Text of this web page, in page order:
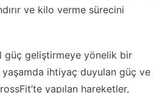
ve kilo verme sürecini
güç geliştirmeye yönelik bir
ihtiyaç duyulan güç ve
yapılan hareketler,